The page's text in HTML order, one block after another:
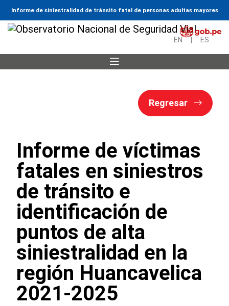
Informe de siniestralidad de tránsito fatal de personas adultas mayores
EN ES
Regresar
Informe de víctimas
fatales en siniestros
de tránsito e
identificación de
puntos de alta
siniestralidad en la
región Huancavelica
2021-2025